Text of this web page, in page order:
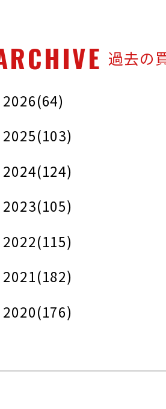
過去の
2026(64)
2025(103)
2024(124)
2023(105)
2022(115)
2021(182)
2020(176)